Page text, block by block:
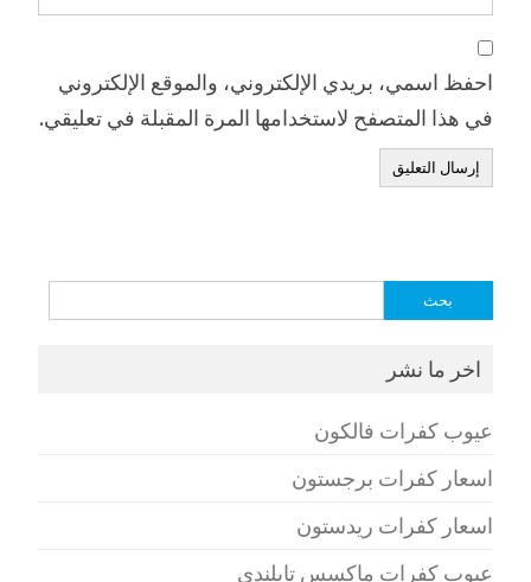
احفظ اسمي، بريدي الإلكتروني، والموقع الإلكتروني
في هذا المتصفح لاستخدامها المرة المقبلة في تعليقي.
البحث
اخر ما نشر
عيوب كفرات فالكون
اسعار كفرات برجستون
اسعار كفرات ريدستون
عيوب كفرات ماكسس تايلندي